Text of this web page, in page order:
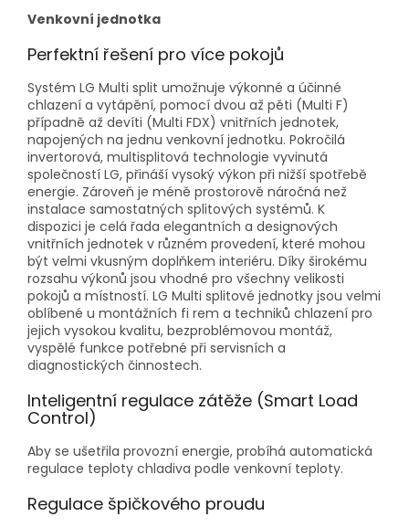
Venkovní jednotka
Perfektní řešení pro více pokojů
Systém LG Multi split umožnuje výkonné a účinné
chlazení a vytápění, pomocí dvou až pěti (Multi F)
případně až devíti (Multi FDX) vnitřních jednotek,
napojených na jednu venkovní jednotku. Pokročilá
invertorová, multisplitová technologie vyvinutá
společností LG, přináší vysoký výkon při nižší spotřebě
energie. Zároveň je méně prostorově náročná než
instalace samostatných splitových systémů. K
dispozici je celá řada elegantních a designových
vnitřních jednotek v různém provedení, které mohou
být velmi vkusným doplňkem interiéru. Díky širokému
rozsahu výkonů jsou vhodné pro všechny velikosti
pokojů a místností. LG Multi splitové jednotky jsou velmi
oblíbené u montážních fi rem a techniků chlazení pro
jejich vysokou kvalitu, bezproblémovou montáž,
vyspělé funkce potřebné při servisních a
diagnostických činnostech.
Inteligentní regulace zátěže (Smart Load
Control)
Aby se ušetřila provozní energie, probíhá automatická
regulace teploty chladiva podle venkovní teploty.
Regulace špičkového proudu